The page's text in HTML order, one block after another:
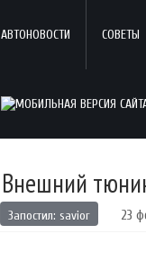
АВТОНОВОСТИ СОВЕТЫ
Внешний
Запостил: savior 23